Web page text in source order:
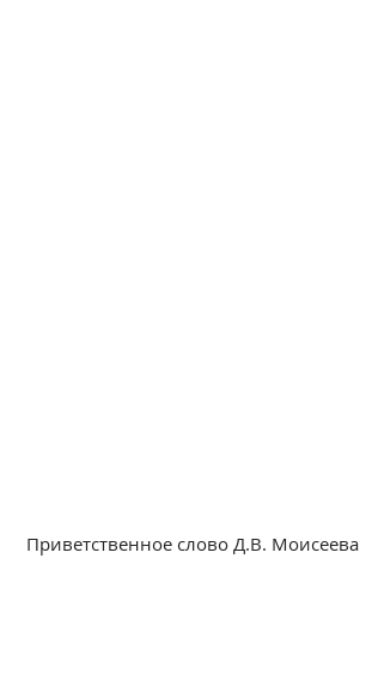
Приветственное слово Д.В. Моисеева